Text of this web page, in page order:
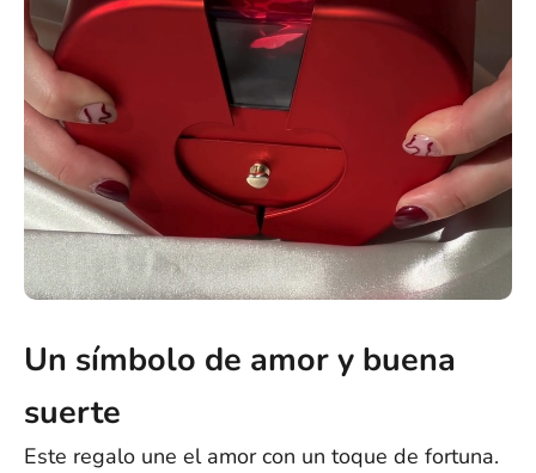
Un símbolo de amor y buena
suerte
Este regalo une el amor con un toque de fortuna.